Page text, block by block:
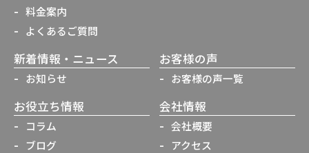
料金案内
よくあるご質問
新着情報・ニュース
お知らせ
お客様の声
お客様の声一覧
お役立ち情報
コラム
ブログ
会社情報
会社概要
アクセス